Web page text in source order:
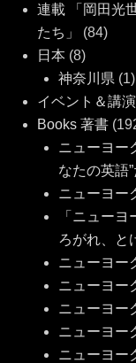
連載 「岡田光
たち」
(84)
日本 (8)
神奈川県 (1)
イベント＆講
Books 著書
ニューヨー
なたの英語
ニューヨー
「ニュー
ろがれ、と
ニューヨー
ニューヨー
ニューヨー
ニューヨー
ニューヨー